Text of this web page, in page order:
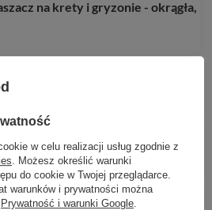
na krety i gryzonie - okrągła,
na gryzonie z lampką
na krety i gryzonie - okrągły,
w celu realizacji usług zgodnie z
. Możesz określić warunki
do cookie w Twojej przeglądarce.
warunków i prywatności można
Prywatność i warunki Google